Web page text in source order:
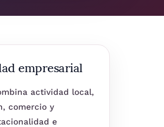
empresarial
actividad local,
comercio y
e